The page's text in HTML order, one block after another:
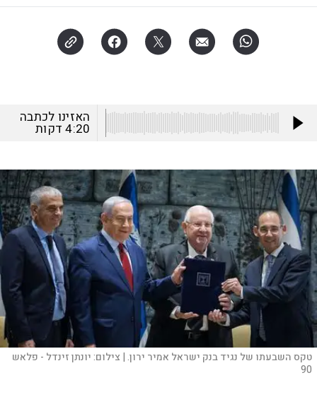
האזינו לכתבה
4:20דקות
טקס השבעתו של נגיד בנק ישראל אמיר ירון. | צילום:יונתן זינדל - פלאש
90